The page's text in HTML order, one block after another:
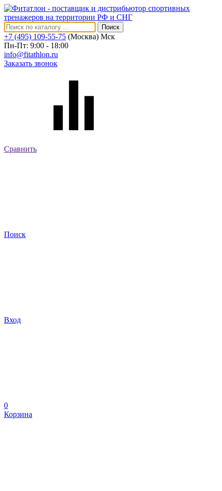
Поиск
+7 (495) 109-55-75 (Москва) Мск
Пн-Пт: 9:00 - 18:00
info@fitathlon.ru
Заказать звонок
Сравнить
Поиск
Вход
0
Корзина